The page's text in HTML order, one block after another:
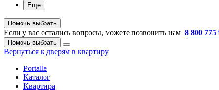
Еще
Помочь выбрать
Если у вас остались вопросы, можете позвонить нам 8 800 775
Помочь выбрать
Вернуться к дверям в квартиру
Portalle
Каталог
Квартира